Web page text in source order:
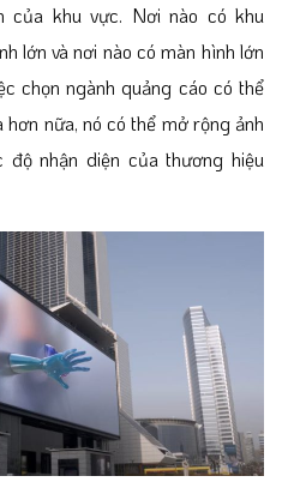
của khu vực. Nơi nào có khu
lớn và nơi nào có màn hình lớn
chọn ngành quảng cáo có thể
nữa, nó có thể mở rộng ảnh
độ nhận diện của thương hiệu